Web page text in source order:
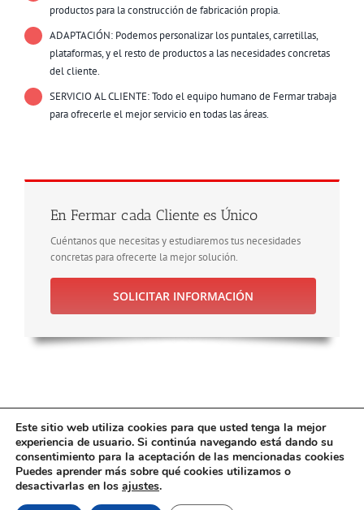
productos para la construcción de fabricación propia.
ADAPTACIÓN: Podemos personalizar los puntales, carretillas,
plataformas, y el resto de productos a las necesidades concretas
del cliente.
SERVICIO AL CLIENTE: Todo el equipo humano de Fermar trabaja
para ofrecerle el mejor servicio en todas las áreas.
En Fermar cada Cliente es Único
Cuéntanos que necesitas y estudiaremos tus necesidades
concretas para ofrecerte la mejor solución.
SOLICITAR INFORMACIÓN
Fermar S.A Calle E , Nº80 , Poligono Industrial Malpica, 50016 Zaragoza |
+34 976 457 000 | Copyright 2025 FERMAR S.A |Todos los derechos
reservados| Prohibida Reproducción Total o Parcial Sin Autorización
Este sitio web utiliza cookies para que usted tenga la mejor
experiencia de usuario. Si continúa navegando está dando su
consentimiento para la aceptación de las mencionadas cookies
Puedes aprender más sobre qué cookies utilizamos o
desactivarlas en los ajustes.